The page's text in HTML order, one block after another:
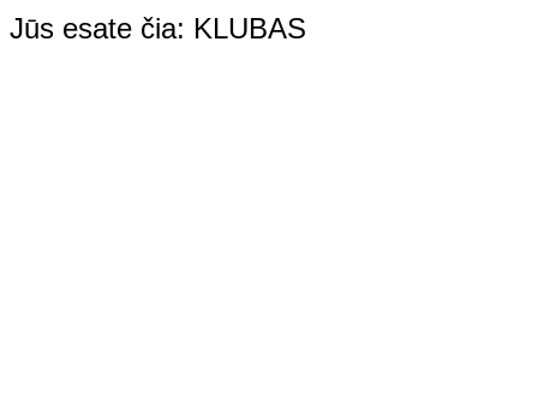
Jūs esate čia: KLUBAS